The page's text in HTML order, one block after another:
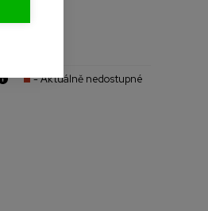
- Aktuálně nedostupné